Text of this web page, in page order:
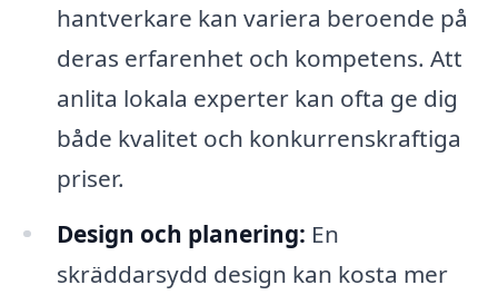
hantverkare kan variera beroende på
deras erfarenhet och kompetens. Att
anlita lokala experter kan ofta ge dig
både kvalitet och konkurrenskraftiga
priser.
Design och planering: En
skräddarsydd design kan kosta mer